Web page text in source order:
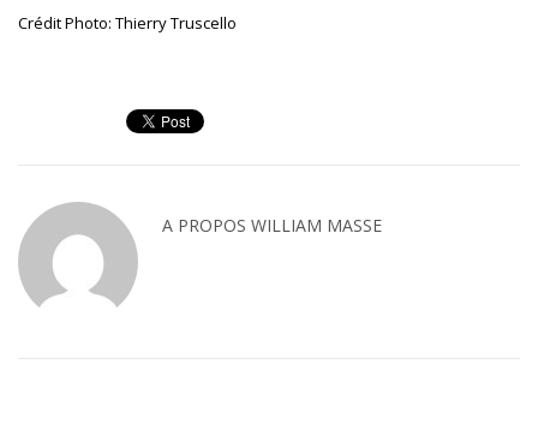
Crédit Photo: Thierry Truscello
A PROPOS WILLIAM MASSE